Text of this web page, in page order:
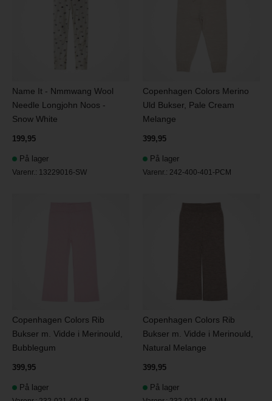
Name It - Nmmwang Wool
Needle Longjohn Noos -
Snow White
199,95
På lager
Varenr.: 13229016-SW
Copenhagen Colors Merino
Uld Bukser, Pale Cream
Melange
399,95
På lager
Varenr.: 242-400-401-PCM
Copenhagen Colors Rib
Bukser m. Vidde i Merinould,
Bubblegum
399,95
På lager
Copenhagen Colors Rib
Bukser m. Vidde i Merinould,
Natural Melange
399,95
På lager